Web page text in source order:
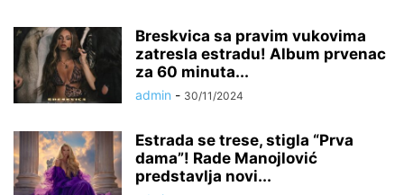
Breskvica sa pravim vukovima
zatresla estradu! Album prvenac
za 60 minuta...
admin - 30/11/2024
Estrada se trese, stigla “Prva
dama”! Rade Manojlović
predstavlja novi...